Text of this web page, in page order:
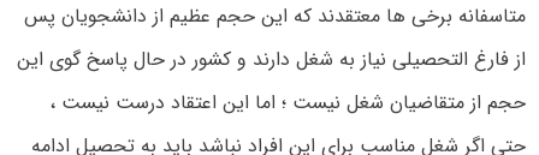
متاسفانه برخی ها معتقدند که این حجم عظیم از دانشجویان پس
از فارغ التحصیلی نیاز به شغل دارند و کشور در حال پاسخ گوی این
حجم از متقاضیان شغل نیست ؛ اما این اعتقاد درست نیست ،
حتی اگر شغل مناسب برای این افراد نباشد باید به تحصیل ادامه